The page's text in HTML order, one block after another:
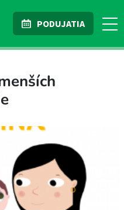
PODUJATIA